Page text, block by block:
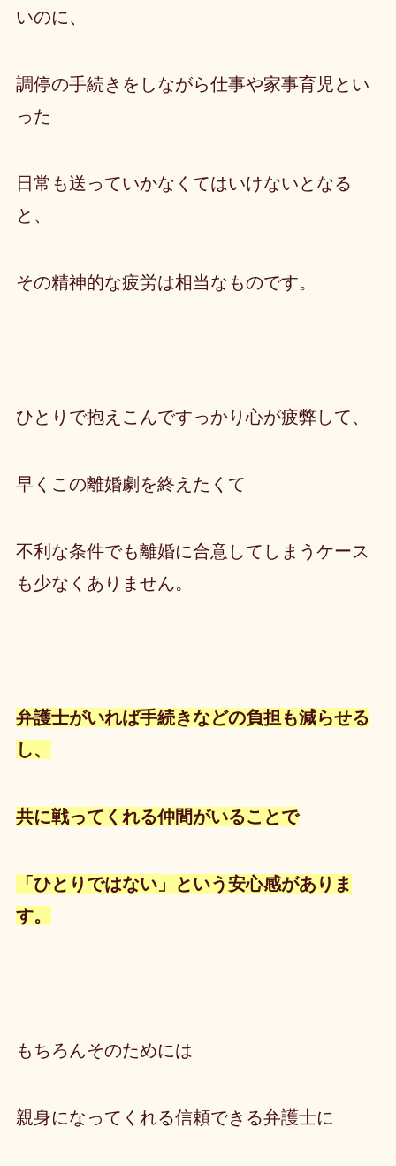
いのに、
調停の手続きをしながら仕事や家事育児とい
った
日常も送っていかなくてはいけないとなる
と、
その精神的な疲労は相当なものです。
ひとりで抱えこんですっかり心が疲弊して、
早くこの離婚劇を終えたくて
不利な条件でも離婚に合意してしまうケース
も少なくありません。
弁護士がいれば手続きなどの負担も減らせる
し、
共に戦ってくれる仲間がいることで
「ひとりではない」という安心感がありま
す。
もちろんそのためには
親身になってくれる信頼できる弁護士に